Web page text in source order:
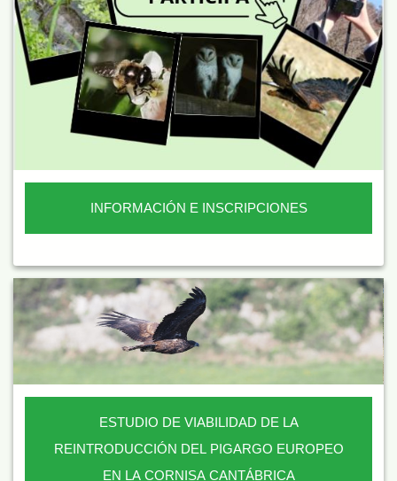
INFORMACIÓN E INSCRIPCIONES
ESTUDIO DE VIABILIDAD DE LA
REINTRODUCCIÓN DEL PIGARGO EUROPEO
EN LA CORNISA CANTÁBRICA